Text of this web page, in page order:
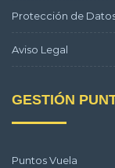
Protección de
Aviso Legal
GESTIÓN
Puntos Vuela